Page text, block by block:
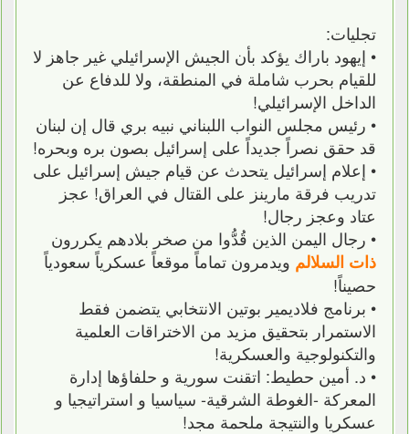
تجليات:
• إيهود باراك يؤكد بأن الجيش الإسرائيلي غير جاهز لا
للقيام بحرب شاملة في المنطقة، ولا للدفاع عن
الداخل الإسرائيلي!
• رئيس مجلس النواب اللبناني نبيه بري قال إن لبنان
قد حقق نصراً جديداً على إسرائيل بصون بره وبحره!
• إعلام إسرائيل يتحدث عن قيام جيش إسرائيل على
تدريب فرقة مارينز على القتال في العراق! عجز
عتاد وعجز رجال!
• رجال اليمن الذين قُدُّوا من صخر بلادهم يكررون
ذات السلالم ويدمرون تماماً موقعاً عسكرياً سعودياً
حصيناً!
• برنامج فلاديمير بوتين الانتخابي يتضمن فقط
الاستمرار بتحقيق مزيد من الاختراقات العلمية
والتكنولوجية والعسكرية!
• د. أمين حطيط: اتقنت ‎سورية و حلفاؤها إدارة
المعركة -الغوطة الشرقية- سياسيا و استراتيجيا و
عسكريا والنتيجة ملحمة مجد!